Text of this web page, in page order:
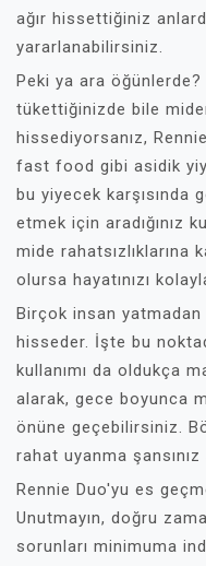
ağır hissettiğiniz
yararlanabilirsiniz.
Peki ya ara öğünlerde?
tükettiğinizde bile
hissediyorsanız,
fast food gibi asidik
bu yiyecek
etmek için aradığınız
mide rahatsızlıklarına
olursa hayatınızı
Birçok insan yatmadan
hisseder. İşte bu
kullanımı da oldukça
alarak, gece boyunca
önüne geçebilirsiniz.
rahat uyanma şansınız
Rennie Duo'yu es
Unutmayın, doğru
sorunları minimuma